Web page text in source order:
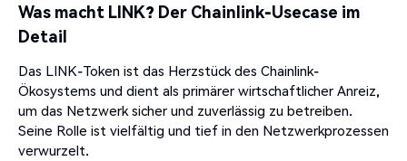
Was macht LINK? Der Chainlink-Usecase im
Detail
Das LINK-Token ist das Herzstück des Chainlink-
Ökosystems und dient als primärer wirtschaftlicher Anreiz,
um das Netzwerk sicher und zuverlässig zu betreiben.
Seine Rolle ist vielfältig und tief in den Netzwerkprozessen
verwurzelt.